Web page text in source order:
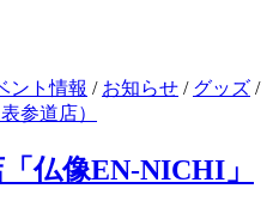
ント情報 / お知らせ / グッズ /
参道店）
仏像EN-NICHI」